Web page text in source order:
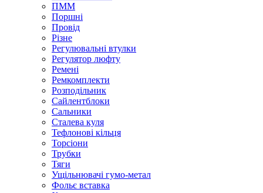
ПММ
Поршні
Провід
Різне
Регулювальні втулки
Регулятор люфту
Ремені
Ремкомплекти
Розподільник
Сайлентблоки
Сальники
Сталева куля
Тефлонові кільця
Торсіони
Трубки
Тяги
Ущільнювачі гумо-метал
Фольє вставка